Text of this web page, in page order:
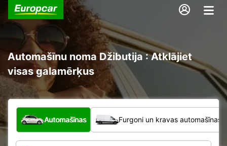
Automašīnu noma Džibutija : Atklājiet
visas galamērķus
Kāda veida transportlīdzeklis?
Automašīnas Furgoni un kravas automašīnas